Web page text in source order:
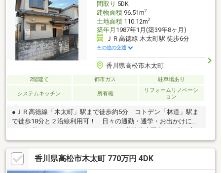
間取り 5DK
建物面積96.51m2
土地面積110.12m2
築年月 1987年1月(築39年8ヶ月)
ＪＲ高徳線 木太町駅 徒歩6分
その他の交通
香川県高松市木太町
2階建て 都市ガス 駐車場あり
システムキッチン 所有権
リフォームリノベーシ
ョン
●ＪＲ高徳線「木太町」駅まで徒歩約5分 コトデン「林道」駅ま
で徒歩18分と２沿線利用可！ 日々の通勤・通学・お出かけにと
地です！ 木太町エリアでは小売店・飲食店・スーパー・郵便局
など生活施設が比較的近くに集まっているので徒歩・自転車で日
常の買い物等がしやすい立地です！●フルリフォームが完了いた
しました！！ すぐにお住まいいただけます♪●５DKと部屋数が多
香川県高松市木太町 770万円 4DK